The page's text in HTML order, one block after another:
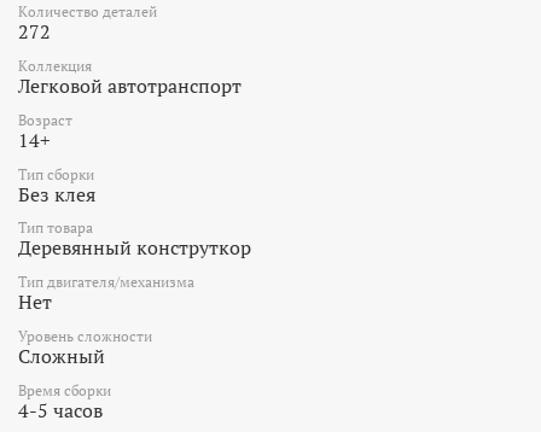
Количество деталей
272
Коллекция
Легковой автотранспорт
Возраст
14+
Тип сборки
Без клея
Тип товара
Деревянный конструткор
Тип двигателя/механизма
Нет
Уровень сложности
Сложный
Время сборки
4-5 часов